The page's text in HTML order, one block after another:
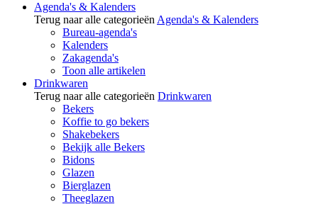
Agenda's & Kalenders
Terug naar alle categorieën Agenda's & Kalenders
Bureau-agenda's
Kalenders
Zakagenda's
Toon alle artikelen
Drinkwaren
Terug naar alle categorieën Drinkwaren
Bekers
Koffie to go bekers
Shakebekers
Bekijk alle Bekers
Bidons
Glazen
Bierglazen
Theeglazen